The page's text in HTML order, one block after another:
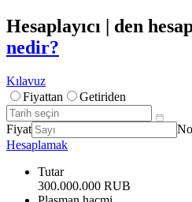
Hesaplayıcı | den
nedir?
Kılavuz
Fiyattan
Getiriden
Fiyat
Hesaplamak
Tutar
300.000.000 RUB